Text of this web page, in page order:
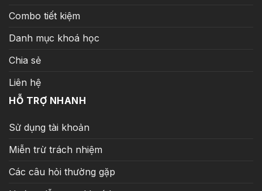
Combo tiết kiệm
Danh mục khoá học
Chia sẻ
Liên hệ
HỖ TRỢ NHANH
Sử dụng tài khoản
Miễn trừ trách nhiệm
Các câu hỏi thường gặp